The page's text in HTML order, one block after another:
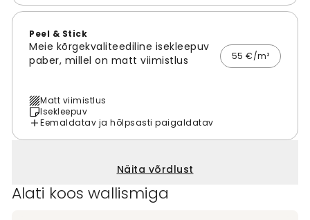
Peel & Stick
Meie kõrgekvaliteediline isekleepuv
paber, millel on matt viimistlus
55 €/m²
Matt viimistlus
Isekleepuv
Eemaldatav ja hõlpsasti paigaldatav
Näita võrdlust
Alati koos wallismiga